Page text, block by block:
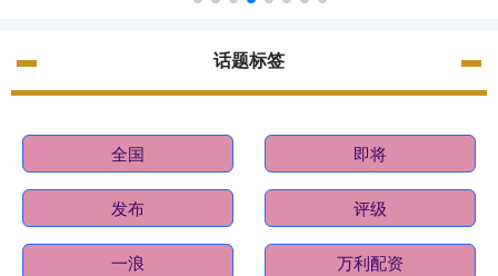
话题标签
全国 即将
发布 评级
一浪 万利配资